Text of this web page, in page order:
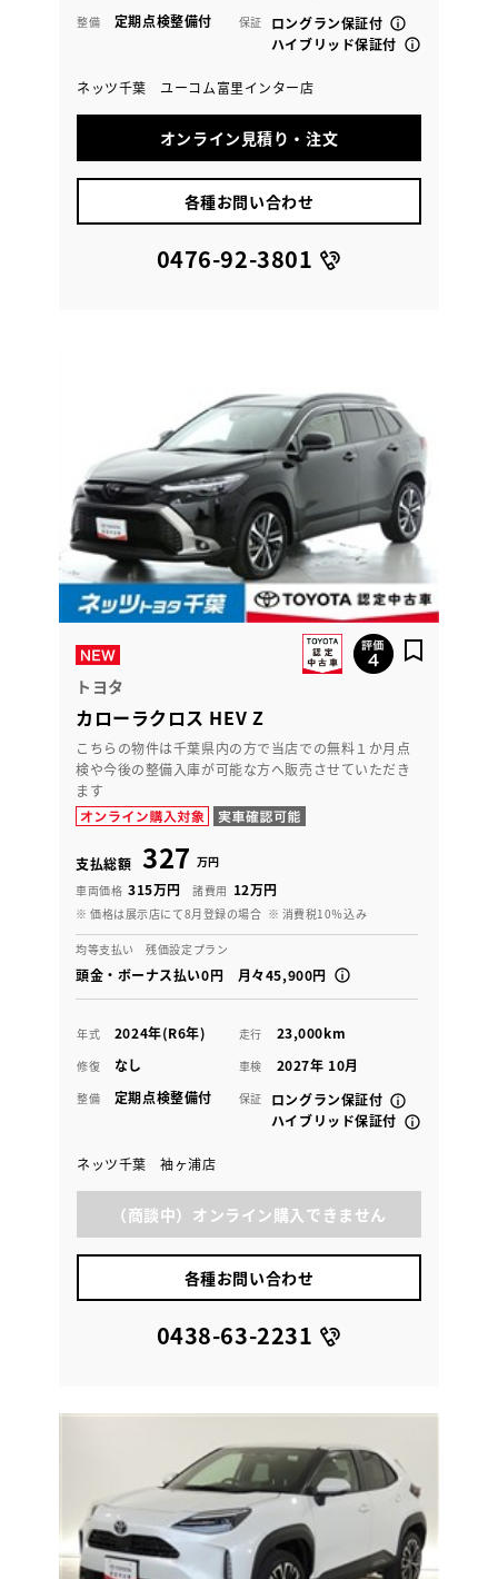
整備 定期点検整備付 保証
ロングラン保証付
ハイブリッド保証付
ネッツ千葉 ユーコム富里インター店
オンライン見積り・注文
各種お問い合わせ
0476-92-3801
トヨタ
カローラクロス HEV Z
こちらの物件は千葉県内の方で当店での無料１か月点
検や今後の整備入庫が可能な方へ販売させていただき
ます
支払総額 327 万円
車両価格 315万円 諸費用 12万円
※ 価格は展示店にて8月登録の場合 ※ 消費税10％込み
均等支払い 残価設定プラン
頭金・ボーナス払い0円 月々45,900円
年式 2024年(R6年) 走行 23,000km
修復 なし 車検 2027年 10月
整備 定期点検整備付 保証
ロングラン保証付
ハイブリッド保証付
ネッツ千葉 袖ヶ浦店
（商談中）オンライン購入できません
各種お問い合わせ
0438-63-2231